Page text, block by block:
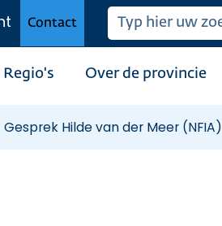
Contact
Regio's Over de provincie
Gesprek Hilde van der Meer (NFIA)